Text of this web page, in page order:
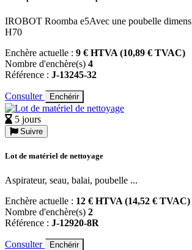
IROBOT Roomba e5Avec une poubelle
H70
Enchère actuelle : 9 € HTVA (10,89 € TVAC)
Nombre d'enchère(s) 4
Référence : J-13245-32
Consulter Enchérir
5 jours
Suivre
Lot de matériel de nettoyage
Aspirateur, seau, balai, poubelle ...
Enchère actuelle : 12 € HTVA (14,52 € TVAC)
Nombre d'enchère(s) 2
Référence : J-12920-8R
Consulter Enchérir